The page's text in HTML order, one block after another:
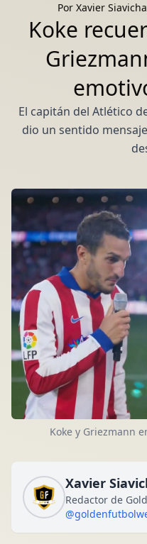
Por Xavier
Koke
El capitán del Atlético
dio un sentido
Koke y Griezmann
Xavier
Redactor de